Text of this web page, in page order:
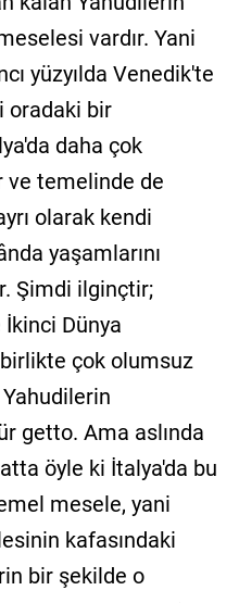
vardır. Yani
yüzyılda Venedik'te
oradaki bir
daha çok
ve temelinde de
olarak kendi
yaşamlarını
Şimdi ilginçtir;
Dünya
çok olumsuz
Yahudilerin
getto. Ama aslında
öyle ki İtalya'da bu
mesele, yani
kafasındaki
bir şekilde o